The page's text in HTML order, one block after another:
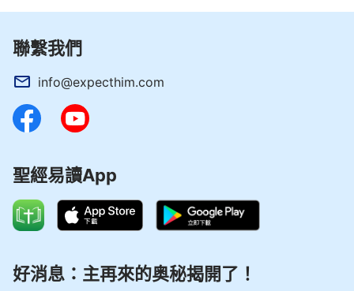
的， 是主宰萬有的， 是在萬有中行走的、 在萬有中
也是掌握萬有命運的那一位。 這一位神，他的作
工、他的作為 不僅僅局限在一小部分人身上， 就是
是在萬物中、 萬物的生存中、 萬物的變化規律中得
以彰顯。
——《跟隨羔羊唱新歌》
「以往」早已消逝， 切不可再留戀！ 既在昨天
聯繫我們
info@expecthim.com
聖經易讀App
好消息：主再來的奥秘揭開了！